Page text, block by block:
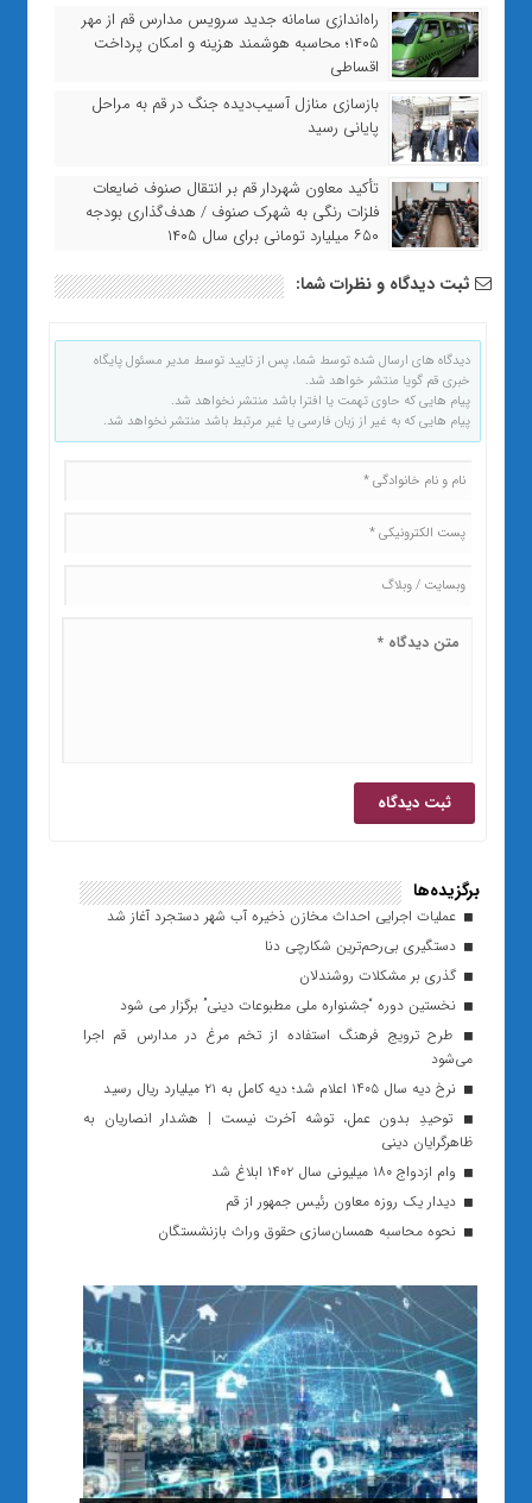
راه‌اندازی سامانه جدید سرویس مدارس قم از مهر
۱۴۰۵؛ محاسبه هوشمند هزینه و امکان پرداخت
اقساطی
بازسازی منازل آسیب‌دیده جنگ در قم به مراحل
پایانی رسید
تأکید معاون شهردار قم بر انتقال صنوف ضایعات
فلزات رنگی به شهرک صنوف / هدف‌گذاری بودجه
۶۵۰ میلیارد تومانی برای سال ۱۴۰۵
ثبت دیدگاه و نظرات شما:
دیدگاه های ارسال شده توسط شما، پس از تایید توسط مدیر مسئول پایگاه
خبری قم گویا منتشر خواهد شد.
پیام هایی که حاوی تهمت یا افترا باشد منتشر نخواهد شد.
پیام هایی که به غیر از زبان فارسی یا غیر مرتبط باشد منتشر نخواهد شد.
برگزیده‌ها
عملیات اجرایی احداث مخازن ذخیره آب شهر دستجرد آغاز شد
دستگیری بی‌رحم‌ترین شکارچی دنا
گذری بر مشکلات روشندلان
نخستین دوره “جشنواره ملی مطبوعات دینی” برگزار می شود
طرح ترویج فرهنگ استفاده از تخم مرغ در مدارس قم اجرا
می‌شود
نرخ دیه سال ۱۴۰۵ اعلام شد؛ دیه کامل به ۲۱ میلیارد ریال رسید
توحیدِ بدون عمل، توشه آخرت نیست | هشدار انصاریان به
ظاهرگرایان دینی
وام ازدواج ۱۸۰ میلیونی سال ۱۴۰۲ ابلاغ شد
دیدار یک روزه معاون رئیس جمهور از قم
نحوه محاسبه همسان‌سازی حقوق وراث بازنشستگان